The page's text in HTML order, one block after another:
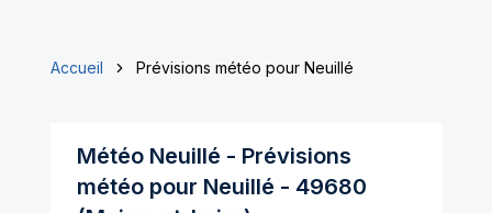
Accueil Prévisions météo pour Neuillé
Météo Neuillé - Prévisions
météo pour Neuillé - 49680